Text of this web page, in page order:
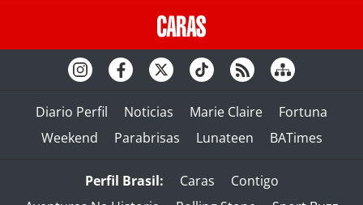
Diario Perfil Noticias Marie Claire
Fortuna
Weekend
Parabrisas Lunateen BATimes
Perfil Brasil: Caras
Contigo